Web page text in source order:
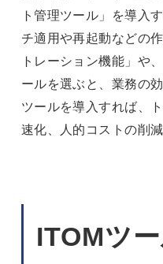
ト管理ツール」を導入
チ適用や再起動などの
トレーション機能」や
ールを選ぶと、業務の
ツールを導入すれば、
速化、人的コストの削
ITOMツ